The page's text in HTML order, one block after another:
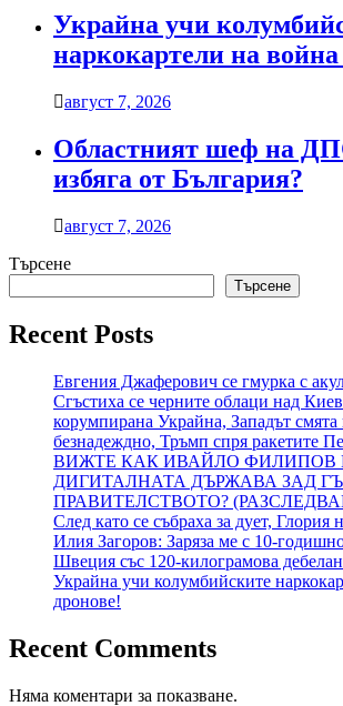
Украйна учи
наркокартели на война
август 7, 2026
Областният шеф на
избяга от България?
август 7, 2026
Търсене
Търсене
Recent Posts
Евгения Джаферович се гмурка с
Сгъстиха се черните облаци над
корумпирана Украйна, Западът
безнадеждно, Тръмп спря ракетите
ВИЖТЕ КАК ИВАЙЛО ФИЛИПОВ
ДИГИТАЛНАТА ДЪРЖАВА ЗАД
ПРАВИТЕЛСТВОТО?
След като се събраха за дует, Глория
Илия Загоров: Заряза ме с 10-
Швеция със 120-килограмова
Украйна учи колумбийските
дронове!
Recent Comments
Няма коментари за показване.